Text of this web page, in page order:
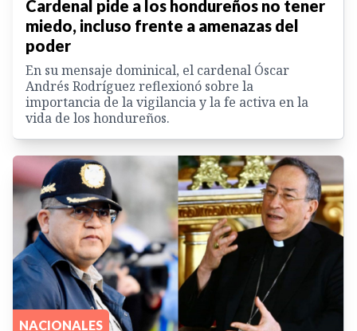
Cardenal pide a los hondureños no tener
miedo, incluso frente a amenazas del
poder
En su mensaje dominical, el cardenal Óscar
Andrés Rodríguez reflexionó sobre la
importancia de la vigilancia y la fe activa en la
vida de los hondureños.
NACIONALES